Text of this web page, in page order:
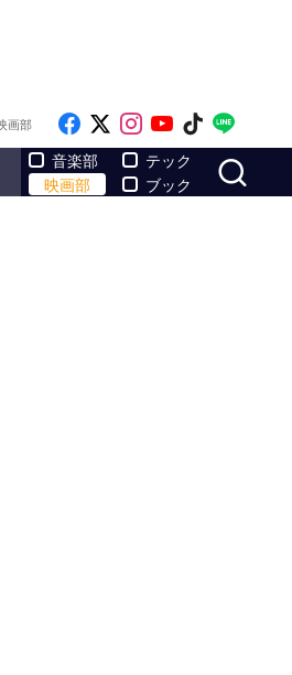
画部 Like on Facebook
Follow on x
Follow on
Follow on
Follow
音楽部
映画部
テック
ブック